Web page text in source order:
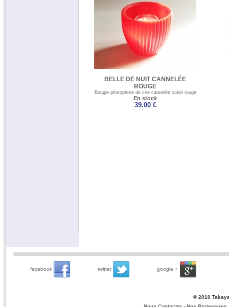
BELLE DE NUIT CANNELÉE
ROUGE
Bougie photophore de cire cannelée colori rouge
En stock
39.00 €
facebook twitter google +
© 2010